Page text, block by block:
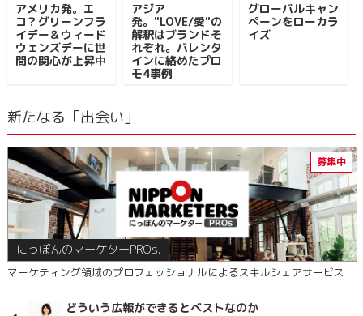
アメリカ発。エ
コ？グリーンフラ
イデー＆ウィード
ウェンズデーに世
間の関心が上昇中
アジア
発。"LOVE/愛"の
解釈はブランドそ
れぞれ。バレンタ
インに絡めたプロ
モ4事例
グローバルキャン
ペーンをローカラ
イズ
新たなる「出会い」
にっぽんのマーケターPROs.
マーケティング領域のプロフェッショナルによるスキルシェアサービス
どういう広報ができるとベストなのか